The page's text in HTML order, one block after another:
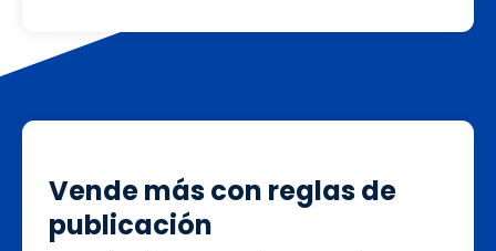
Vende más con reglas de
publicación